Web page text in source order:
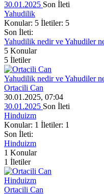
30.01.2025 Son İleti
Yahudilik
Konular: 5 İletiler: 5
Son İleti:
Yahudilik nedir ve Yahudiler
5 Konular
5 İletiler
Yahudilik nedir ve Yahudiler
Ortacili Can
30.01.2025, 07:04
30.01.2025 Son İleti
Hinduizm
Konular: 1 İletiler: 1
Son İleti:
Hinduizm
1 Konular
1 İletiler
Hinduizm
Ortacili Can